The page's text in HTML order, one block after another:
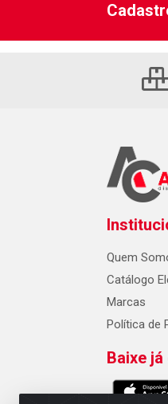
Quem
Catálogo
Marcas
Política de
Baixe